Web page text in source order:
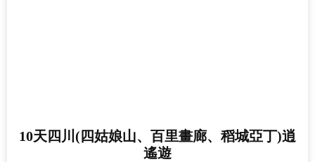
10天四川(四姑娘山、百里畫廊、稻城亞丁)逍
遙遊